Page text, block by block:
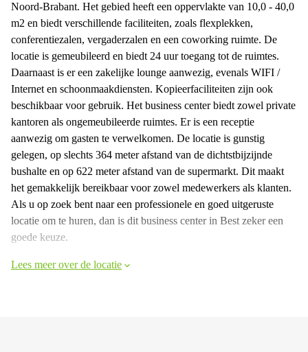
Noord-Brabant. Het gebied heeft een oppervlakte van 10,0 - 40,0
m2 en biedt verschillende faciliteiten, zoals flexplekken,
conferentiezalen, vergaderzalen en een coworking ruimte. De
locatie is gemeubileerd en biedt 24 uur toegang tot de ruimtes.
Daarnaast is er een zakelijke lounge aanwezig, evenals WIFI /
Internet en schoonmaakdiensten. Kopieerfaciliteiten zijn ook
beschikbaar voor gebruik. Het business center biedt zowel private
kantoren als ongemeubileerde ruimtes. Er is een receptie
aanwezig om gasten te verwelkomen. De locatie is gunstig
gelegen, op slechts 364 meter afstand van de dichtstbijzijnde
bushalte en op 622 meter afstand van de supermarkt. Dit maakt
het gemakkelijk bereikbaar voor zowel medewerkers als klanten.
Als u op zoek bent naar een professionele en goed uitgeruste
locatie om te huren, dan is dit business center in Best zeker een
goede keuze.
Lees meer over de locatie